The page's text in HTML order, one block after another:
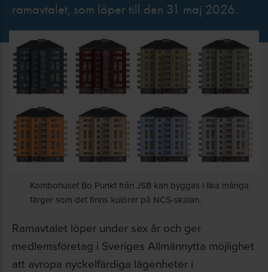
ramavtalet, som löper till den 31 maj 2026.
Kombohuset Bo Punkt från JSB kan byggas i lika många
färger som det finns kulörer på NCS-skalan.
Ramavtalet löper under sex år och ger
medlemsföretag i Sveriges Allmännytta möjlighet
att avropa nyckelfärdiga lägenheter i